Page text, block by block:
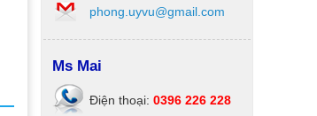
phong.uyvu@gmail.com
Ms Mai
Điện thoại: 0396 226 228